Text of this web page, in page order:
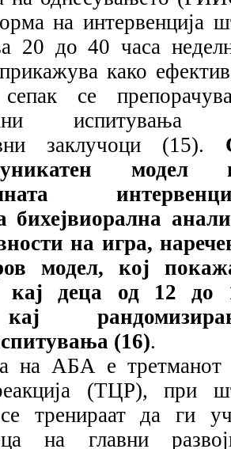
на интервенција
20 до 40 часа
како
се
испитувања
заклучоци (15).
модел
бихејвиорална
на игра,
модел, кој
кај деца од 12 до
(16).
на АБА е третманот
(ТЦР), при
тренираат да ги
на главни